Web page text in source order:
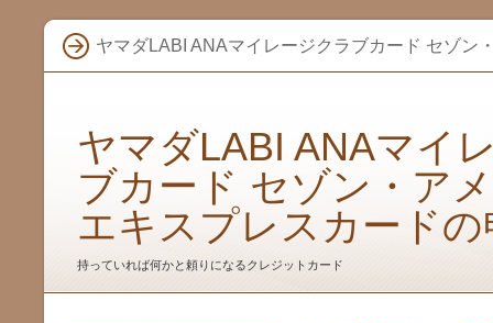
ヤマダLABI ANAマイレージクラブカード セゾン
ヤマダLABI ANAマイ
ブカード セゾン・ア
エキスプレスカード
持っていれば何かと頼りになるクレジットカード